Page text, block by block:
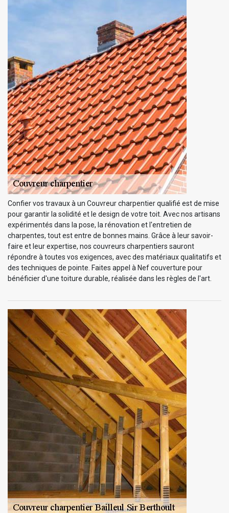
Confier vos travaux à un Couvreur charpentier qualifié est de mise
pour garantir la solidité et le design de votre toit. Avec nos artisans
expérimentés dans la pose, la rénovation et l'entretien de
charpentes, tout est entre de bonnes mains. Grâce à leur savoir-
faire et leur expertise, nos couvreurs charpentiers sauront
répondre à toutes vos exigences, avec des matériaux qualitatifs et
des techniques de pointe. Faites appel à Nef couverture pour
bénéficier d'une toiture durable, réalisée dans les règles de l'art.